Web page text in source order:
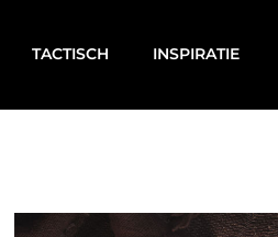
TACTISCH INSPIRATIE